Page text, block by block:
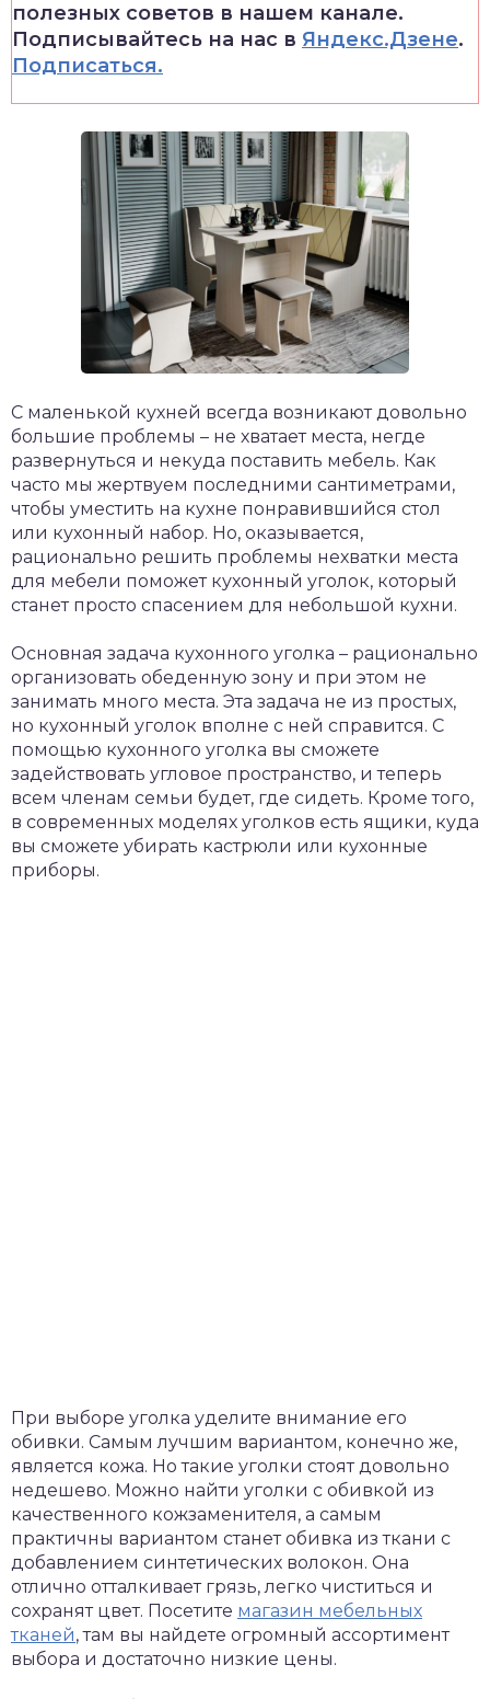
полезных советов в нашем канале.
Подписывайтесь на нас в Яндекс.Дзене.
Подписаться.
С маленькой кухней всегда возникают довольно
большие проблемы – не хватает места, негде
развернуться и некуда поставить мебель. Как
часто мы жертвуем последними сантиметрами,
чтобы уместить на кухне понравившийся стол
или кухонный набор. Но, оказывается,
рационально решить проблемы нехватки места
для мебели поможет кухонный уголок, который
станет просто спасением для небольшой кухни.
Основная задача кухонного уголка – рационально
организовать обеденную зону и при этом не
занимать много места. Эта задача не из простых,
но кухонный уголок вполне с ней справится. С
помощью кухонного уголка вы сможете
задействовать угловое пространство, и теперь
всем членам семьи будет, где сидеть. Кроме того,
в современных моделях уголков есть ящики, куда
вы сможете убирать кастрюли или кухонные
приборы.
При выборе уголка уделите внимание его
обивки. Самым лучшим вариантом, конечно же,
является кожа. Но такие уголки стоят довольно
недешево. Можно найти уголки с обивкой из
качественного кожзаменителя, а самым
практичны вариантом станет обивка из ткани с
добавлением синтетических волокон. Она
отлично отталкивает грязь, легко чиститься и
сохранят цвет. Посетите магазин мебельных
тканей, там вы найдете огромный ассортимент
выбора и достаточно низкие цены.